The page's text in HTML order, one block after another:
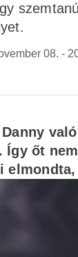
08. -
Danny
Így őt